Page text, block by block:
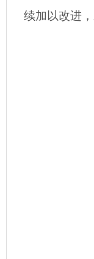
续加以改进